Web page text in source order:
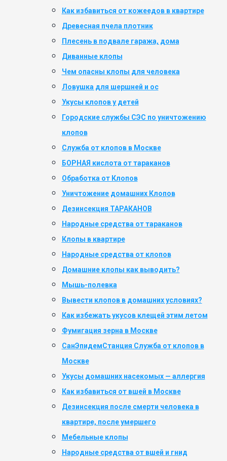
Как избавиться от кожеедов в квартире
Древесная пчела плотник
Плесень в подвале гаража, дома
Диванные клопы
Чем опасны клопы для человека
Ловушка для шершней и ос
Укусы клопов у детей
Городские службы СЭС по уничтожению
клопов
Служба от клопов в Москве
БОРНАЯ кислота от тараканов
Обработка от Клопов
Уничтожение домашних Клопов
Дезинсекция ТАРАКАНОВ
Народные средства от тараканов
Клопы в квартире
Народные средства от клопов
Домашние клопы как выводить?
Мышь-полевка
Вывести клопов в домашних условиях?
Как избежать укусов клещей этим летом
Фумигация зерна в Москве
СанЭпидемСтанция Служба от клопов в
Москве
Укусы домашних насекомых — аллергия
Как избавиться от вшей в Москве
Дезинсекция после смерти человека в
квартире, после умершего
Мебельные клопы
Народные средства от вшей и гнид